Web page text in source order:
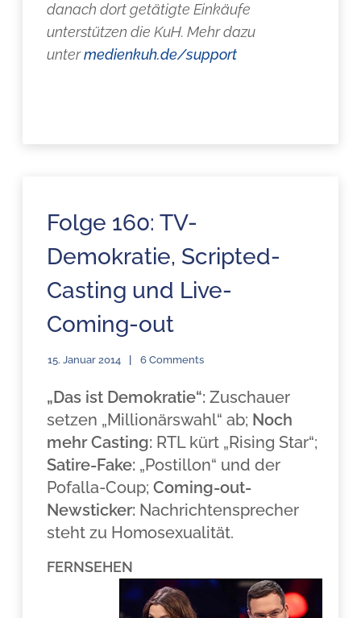
danach dort getätigte Einkäufe
unterstützen die KuH. Mehr dazu
untermedienkuh.de/support
Folge 160: TV-
Demokratie, Scripted-
Casting und Live-
Coming-out
15. Januar 2014 6 Comments
„Das ist Demokratie“: Zuschauer
setzen „Millionärswahl“ ab; Noch
mehr Casting: RTL kürt „Rising Star“;
Satire-Fake: „Postillon“ und der
Pofalla-Coup;Coming-out-
Newsticker: Nachrichtensprecher
steht zu Homosexualität.
FERNSEHEN